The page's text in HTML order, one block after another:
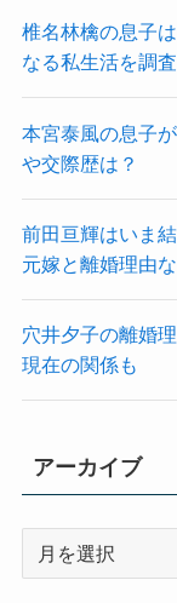
椎名林檎の息子
なる私生活を調査
本宮泰風の息子
や交際歴は？
前田亘輝はいま
元嫁と離婚理由
穴井夕子の離婚
現在の関係も
アーカイブ